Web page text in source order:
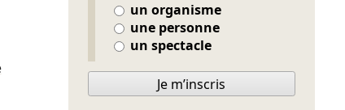
un organisme
une personne
un spectacle
Je m’inscris